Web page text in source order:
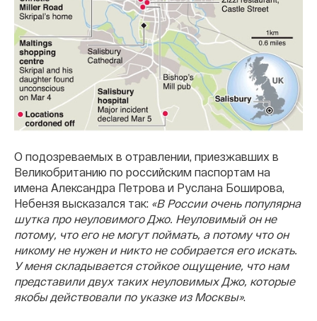
О подозреваемых в отравлении, приезжавших в
Великобританию по российским паспортам на
имена Александра Петрова и Руслана Боширова,
Небензя высказался так: «В России очень популярна
шутка про неуловимого Джо. Неуловимый он не
потому, что его не могут поймать, а потому что он
никому не нужен и никто не собирается его искать.
У меня складывается стойкое ощущение, что нам
представили двух таких неуловимых Джо, которые
якобы действовали по указке из Москвы».